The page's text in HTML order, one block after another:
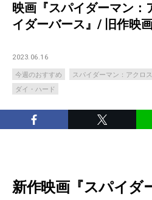
映画『スパイダーマン：
イダーバース』/ 旧作映
2023.06.16
今週のおすすめ
スパイダーマン：アクロ
ダイ・ハード
新作映画『スパイダ